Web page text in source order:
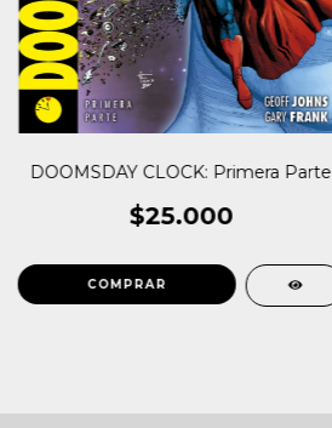
DOOMSDAY CLOCK: Primera Parte
$25.000